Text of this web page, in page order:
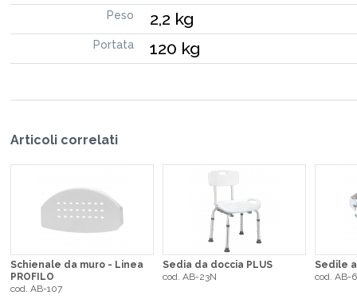
Peso 2,2 kg
Portata 120 kg
Articoli correlati
Schienale da muro - Linea
PROFILO
cod. AB-107
Sedia da doccia PLUS
cod. AB-23N
Sedile
cod. AB-